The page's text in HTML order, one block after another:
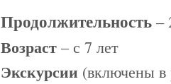
Продолжительность –
Возраст – с 7 лет
Экскурсии (включены в